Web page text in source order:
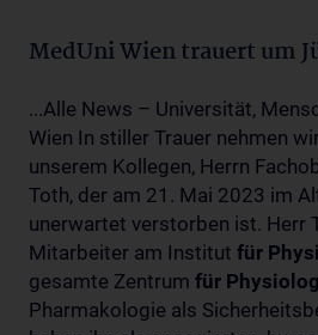
MedUni Wien trauert um
...Alle News – Universität,
Wien In stiller Trauer nehmen
unserem Kollegen, Herrn
Toth, der am 21. Mai 2023 im
unerwartet verstorben ist. Herr
Mitarbeiter am Institut für
gesamte Zentrum für
Pharmakologie als